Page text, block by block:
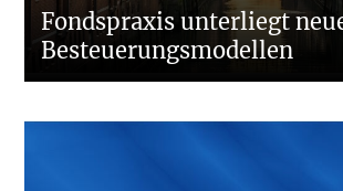
Fondspraxis unterliegt
Besteuerungsmodellen